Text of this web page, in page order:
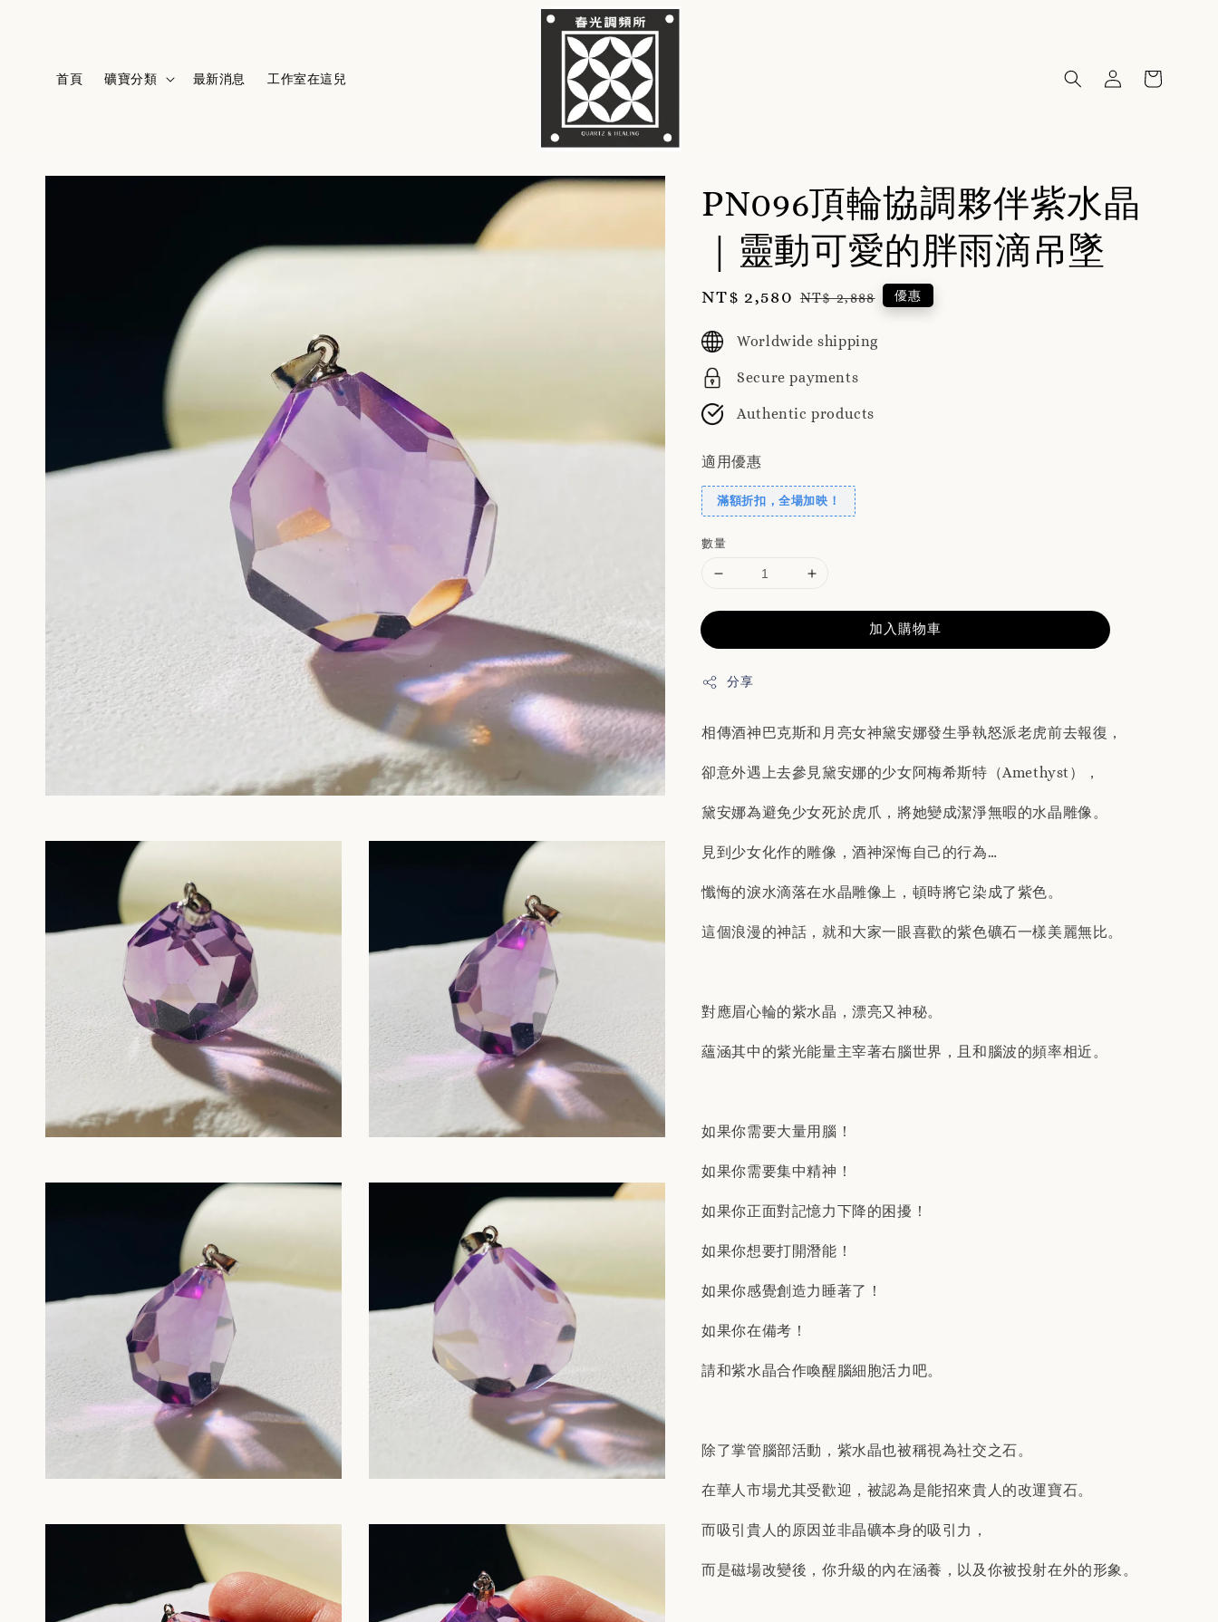
首頁 礦寶分類 最新消息 工作室在這兒
PN096頂輪協調夥伴紫水晶
｜靈動可愛的胖雨滴吊墜
Sale
NT$ 2,580 Regular
NT$ 2,888 優惠
Worldwide shipping
Secure payments
Authentic products
適用優惠
滿額折扣，全場加映！
數量
加入購物車
分享
相傳酒神巴克斯和月亮女神黛安娜發生爭執怒派老虎前去報復，
卻意外遇上去參見黛安娜的少女阿梅希斯特（Amethyst），
黛安娜為避免少女死於虎爪，將她變成潔淨無暇的水晶雕像。
見到少女化作的雕像，酒神深悔自己的行為…
懺悔的淚水滴落在水晶雕像上，頓時將它染成了紫色。
這個浪漫的神話，就和大家一眼喜歡的紫色礦石一樣美麗無比。
對應眉心輪的紫水晶，漂亮又神秘。
蘊涵其中的紫光能量主宰著右腦世界，且和腦波的頻率相近。
如果你需要大量用腦！
如果你需要集中精神！
如果你正面對記憶力下降的困擾！
如果你想要打開潛能！
如果你感覺創造力睡著了！
如果你在備考！
請和紫水晶合作喚醒腦細胞活力吧。
除了掌管腦部活動，紫水晶也被稱視為社交之石。
在華人市場尤其受歡迎，被認為是能招來貴人的改運寶石。
而吸引貴人的原因並非晶礦本身的吸引力，
而是磁場改變後，你升級的內在涵養，以及你被投射在外的形象。